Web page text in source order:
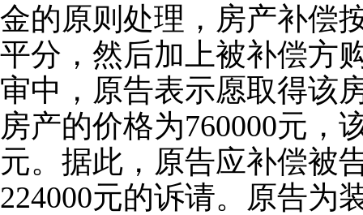
金的原则处理，房产补偿
平分，然后加上被补偿方
审中，原告表示愿取得该
房产的价格为760000元，
元。据此，原告应补偿被
224000元的诉请。原告为